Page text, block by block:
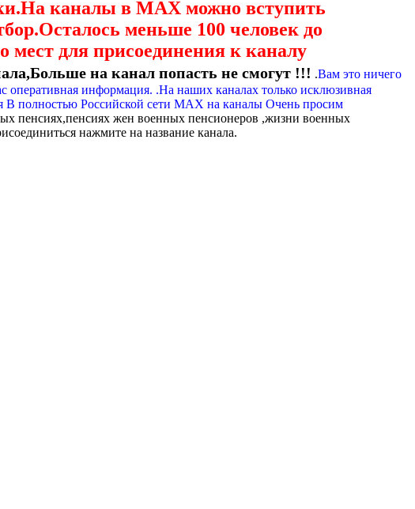
каналы в МАХ можно вступить
меньше 100 человек до
мест для присоединения к каналу
на канал попасть не смогут !!! .Вам это ничего
информация. .На наших каналах только исклюзивная
полностью Российской сети МАХ на каналы Очень просим
пенсиях,пенсиях жен военных пенсионеров ,жизни военных
нажмите на название канала.